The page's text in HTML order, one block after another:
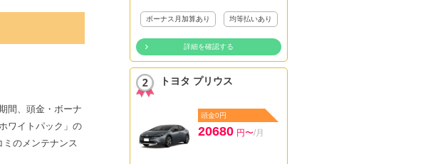
間、頭金・ボーナ
ワイトパック」の
のメンテナンス
ボーナス月加算あり 均等払いあり
詳細を確認する
トヨタ プリウス
頭金0円
20680 円〜/月